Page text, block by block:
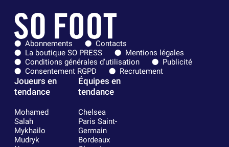
Abonnements
Contacts
La boutique SO PRESS
Mentions légales
Conditions générales d'utilisation
Publicité
Consentement RGPD
Recrutement
Joueurs en
tendance
Mohamed
Salah
Mykhailo
Mudryk
Équipes en
tendance
Chelsea
Paris Saint-
Germain
Bordeaux